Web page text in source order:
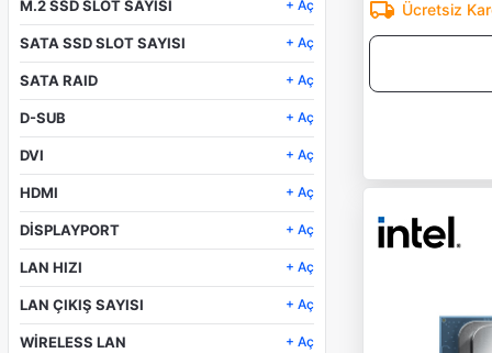
Yok
M.2 SSD SLOT SAYISI
+ Aç
2
4
3
SATA SSD SLOT SAYISI
+ Aç
4
SATA RAID
+ Aç
0/1/5/10
YOK
D-SUB
+ Aç
Yok
DVI
+ Aç
Yok
HDMI
+ Aç
HDMI 2.1 x 1
DİSPLAYPORT
+ Aç
DisplayPort 1.4 x 1
DisplayPort x 1
DisplayPort 2.1 x 1
LAN HIZI
+ Aç
10/100/1000/2500Mbps
LAN ÇIKIŞ SAYISI
+ Aç
1
WİRELESS LAN
+ Aç
Ücretsiz